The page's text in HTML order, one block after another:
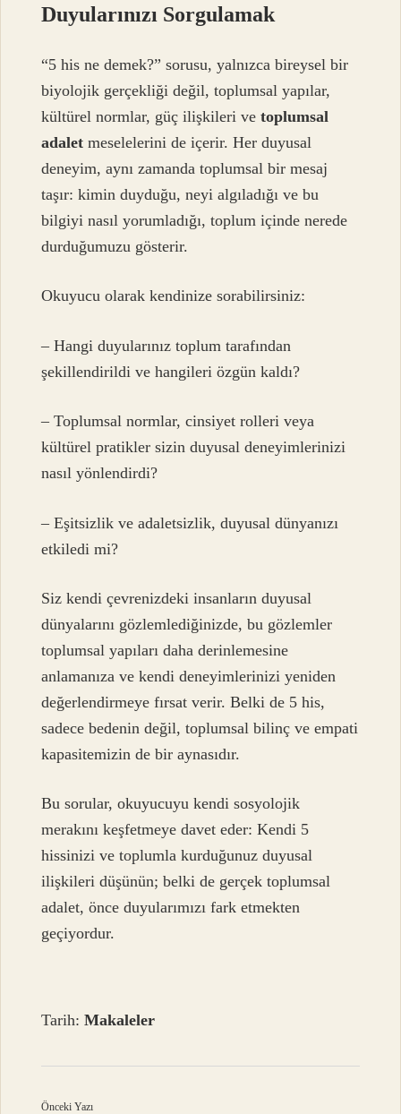
Duyularınızı Sorgulamak
“5 his ne demek?” sorusu, yalnızca bireysel bir
biyolojik gerçekliği değil, toplumsal yapılar,
kültürel normlar, güç ilişkileri vetoplumsal
adalet meselelerini de içerir. Her duyusal
deneyim, aynı zamanda toplumsal bir mesaj
taşır: kimin duyduğu, neyi algıladığı ve bu
bilgiyi nasıl yorumladığı, toplum içinde nerede
durduğumuzu gösterir.
Okuyucu olarak kendinize sorabilirsiniz:
– Hangi duyularınız toplum tarafından
şekillendirildi ve hangileri özgün kaldı?
– Toplumsal normlar, cinsiyet rolleri veya
kültürel pratikler sizin duyusal deneyimlerinizi
nasıl yönlendirdi?
– Eşitsizlik ve adaletsizlik, duyusal dünyanızı
etkiledi mi?
Siz kendi çevrenizdeki insanların duyusal
dünyalarını gözlemlediğinizde, bu gözlemler
toplumsal yapıları daha derinlemesine
anlamanıza ve kendi deneyimlerinizi yeniden
değerlendirmeye fırsat verir. Belki de 5 his,
sadece bedenin değil, toplumsal bilinç ve empati
kapasitemizin de bir aynasıdır.
Bu sorular, okuyucuyu kendi sosyolojik
merakını keşfetmeye davet eder: Kendi 5
hissinizi ve toplumla kurduğunuz duyusal
ilişkileri düşünün; belki de gerçek toplumsal
adalet, önce duyularımızı fark etmekten
geçiyordur.
Tarih:Makaleler
Önceki Yazı